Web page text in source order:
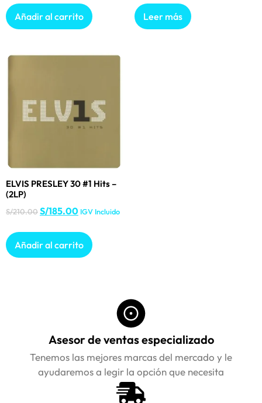
Añadir al carrito Leer más
ELVIS PRESLEY 30 #1 Hits –
(2LP)
S/210.00S/185.00 IGV Incluido
Añadir al carrito
Asesor de ventas especializado
Tenemos las mejores marcas del mercado y le
ayudaremos a legir la opción que necesita